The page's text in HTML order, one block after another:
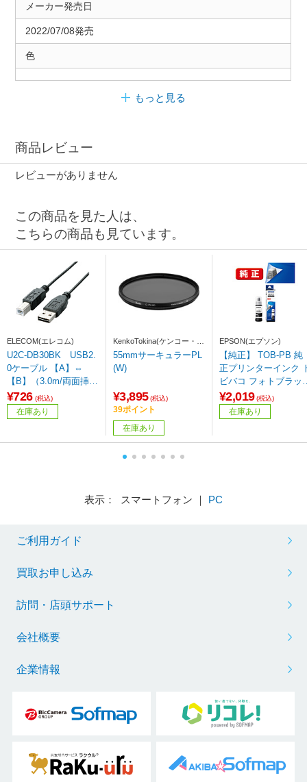
メーカー発売日
2022/07/08発売
色
もっと見る
商品レビュー
レビューがありません
この商品を見た人は、
こちらの商品も見ています。
ELECOM(エレコム)
U2C-DB30BK USB2.
0ケーブル 【A】⇔
【B】（3.0m/両面挿し
タイプ/ブラック） 【8
64】
¥726 (税込)
在庫あり
KenkoTokina(ケンコー・ト
キナー)
55mmサーキュラーPL
(W)
¥3,895 (税込)
39ポイント
在庫あり
EPSON(エプソン)
【純正】 TOB-PB 純
正プリンターインク
ビバコ フォトブラッ
70ml
¥2,019 (税込)
在庫あり
表示： スマートフォン ｜ PC
ご利用ガイド
買取お申し込み
訪問・店頭サポート
会社概要
企業情報